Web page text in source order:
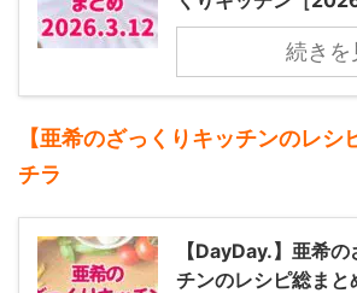
続きを
【亜希のざっくりキッチンのレシ
チラ
【DayDay.】亜希
チンのレシピ総まと